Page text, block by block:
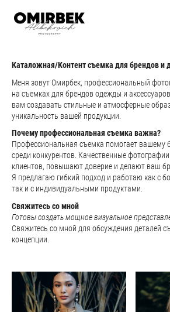
Каталожная/Контент съемка для брендов и
Меня зовут Омирбек, профессиональный
на съемках для брендов одежды и
вам создавать стильные и атмосферные
уникальность вашей продукции.
Почему профессиональная съемка важна?
Профессиональная съемка помогает вашему
среди конкурентов. Качественные
клиентов, повышают доверие и делают ваш
Я предлагаю гибкий подход и работаю как с
так и с индивидуальными продуктами.
Свяжитесь со мной
Готовы создать мощное визуальное
Свяжитесь со мной для обсуждения деталей
концепции.